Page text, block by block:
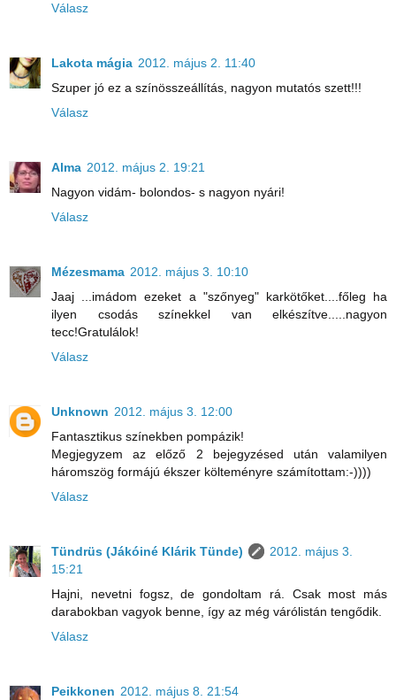
Válasz
Lakota mágia 2012. május 2. 11:40
Szuper jó ez a színösszeállítás, nagyon mutatós szett!!!
Válasz
Alma 2012. május 2. 19:21
Nagyon vidám- bolondos- s nagyon nyári!
Válasz
Mézesmama 2012. május 3. 10:10
Jaaj ...imádom ezeket a "szőnyeg" karkötőket....főleg ha
ilyen csodás színekkel van elkészítve.....nagyon
tecc!Gratulálok!
Válasz
Unknown 2012. május 3. 12:00
Fantasztikus színekben pompázik!
Megjegyzem az előző 2 bejegyzésed után valamilyen
háromszög formájú ékszer költeményre számítottam:-))))
Válasz
Tündrüs (Jákóiné Klárik Tünde)
2012. május 3.
15:21
Hajni, nevetni fogsz, de gondoltam rá. Csak most más
darabokban vagyok benne, így az még várólistán tengődik.
Válasz
Peikkonen 2012. május 8. 21:54